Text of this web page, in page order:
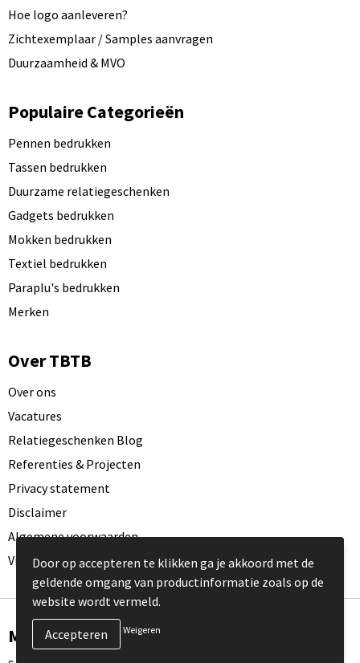
Hoe logo aanleveren?
Zichtexemplaar / Samples aanvragen
Duurzaamheid & MVO
Populaire Categorieën
Pennen bedrukken
Tassen bedrukken
Duurzame relatiegeschenken
Gadgets bedrukken
Mokken bedrukken
Textiel bedrukken
Paraplu's bedrukken
Merken
Over TBTB
Over ons
Vacatures
Relatiegeschenken Blog
Referenties & Projecten
Privacy statement
Disclaimer
Algemene voorwaarden
Visit our EU website
Meld je aan voor onze nieuwsbrief
Door op accepteren te klikken ga je akkoord met de
geldende omgang van productinformatie zoals op de
website wordt vermeld.
Weigeren